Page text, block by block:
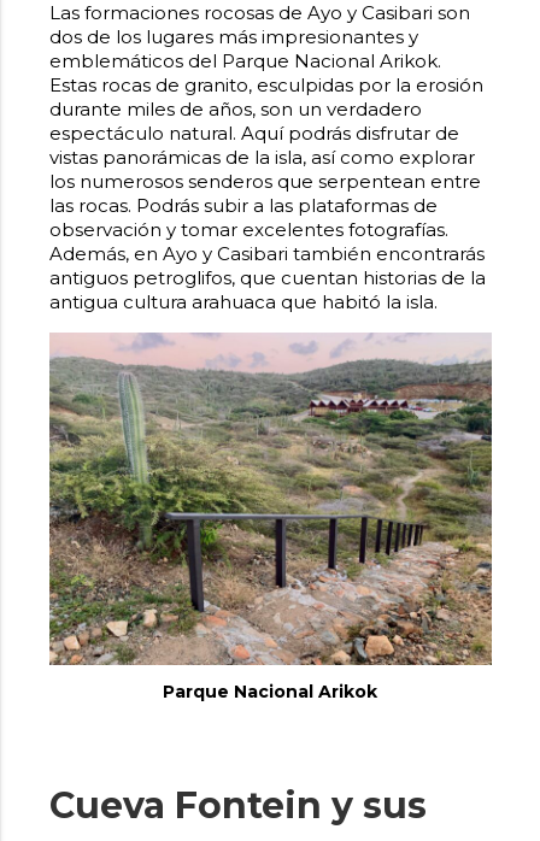
Las formaciones rocosas de Ayo y Casibari son
dos de los lugares más impresionantes y
emblemáticos del Parque Nacional Arikok.
Estas rocas de granito, esculpidas por la erosión
durante miles de años, son un verdadero
espectáculo natural. Aquí podrás disfrutar de
vistas panorámicas de la isla, así como explorar
los numerosos senderos que serpentean entre
las rocas. Podrás subir a las plataformas de
observación y tomar excelentes fotografías.
Además, en Ayo y Casibari también encontrarás
antiguos petroglifos, que cuentan historias de la
antigua cultura arahuaca que habitó la isla.
Parque Nacional Arikok
Cueva Fontein y sus